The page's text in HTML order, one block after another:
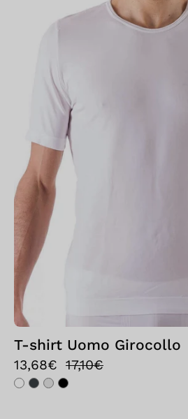
Uomo
T-shirt Uomo Girocollo
13,68€ 17,10€